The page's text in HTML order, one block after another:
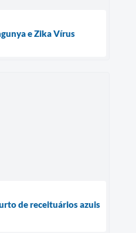
e Zika Vírus
de receituários azuis